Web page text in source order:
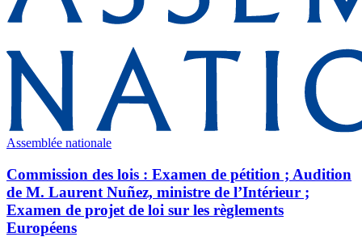
Assemblée nationale
Commission des lois : Examen de pétition ; Audition
de M. Laurent Nuñez, ministre de l’Intérieur ;
Examen de projet de loi sur les règlements
Européens